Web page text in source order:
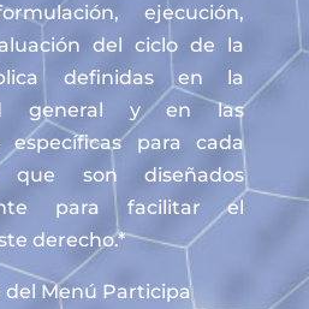
ejecución,
del ciclo de la
definidas en la
general y en las
específicas para cada
son diseñados
para facilitar el
derecho.*
Menú Participa